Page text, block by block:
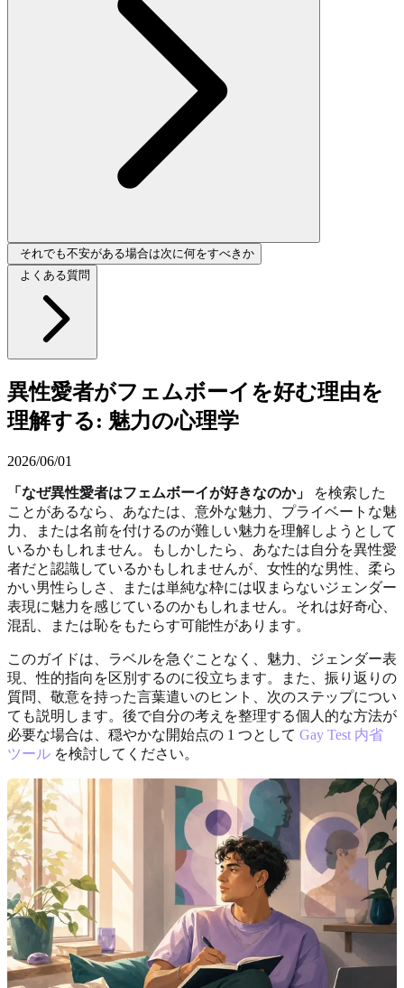
それでも不安がある場合は次に何をすべきか
よくある質問
異性愛者がフェムボーイを好む理由を
理解する: 魅力の心理学
2026/06/01
「なぜ異性愛者はフェムボーイが好きなのか」
を検索した
ことがあるなら、あなたは、意外な魅力、プライベートな魅
力、または名前を付けるのが難しい魅力を理解しようとして
いるかもしれません。もしかしたら、あなたは自分を異性愛
者だと認識しているかもしれませんが、女性的な男性、柔ら
かい男性らしさ、または単純な枠には収まらないジェンダー
表現に魅力を感じているのかもしれません。それは好奇心、
混乱、または恥をもたらす可能性があります。
このガイドは、ラベルを急ぐことなく、魅力、ジェンダー表
現、性的指向を区別するのに役立ちます。また、振り返りの
質問、敬意を持った言葉遣いのヒント、次のステップについ
ても説明します。後で自分の考えを整理する個人的な方法が
必要な場合は、穏やかな開始点の 1 つとして Gay Test 内省
ツール を検討してください。